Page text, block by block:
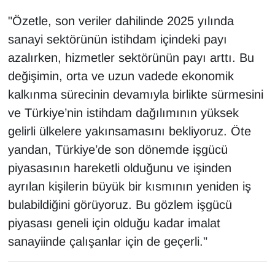
"Özetle, son veriler dahilinde 2025 yılında
sanayi sektörünün istihdam içindeki payı
azalırken, hizmetler sektörünün payı arttı. Bu
değişimin, orta ve uzun vadede ekonomik
kalkınma sürecinin devamıyla birlikte sürmesini
ve Türkiye’nin istihdam dağılımının yüksek
gelirli ülkelere yakınsamasını bekliyoruz. Öte
yandan, Türkiye’de son dönemde işgücü
piyasasının hareketli olduğunu ve işinden
ayrılan kişilerin büyük bir kısmının yeniden iş
bulabildiğini görüyoruz. Bu gözlem işgücü
piyasası geneli için olduğu kadar imalat
sanayiinde çalışanlar için de geçerli."